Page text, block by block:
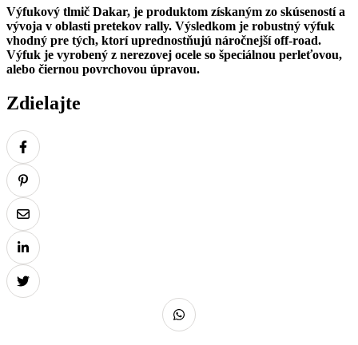
Výfukový tlmič Dakar, je produktom získaným zo skúseností a
vývoja v oblasti pretekov rally. Výsledkom je robustný výfuk
vhodný pre tých, ktorí uprednostňujú náročnejší off-road.
Výfuk je vyrobený z nerezovej ocele so špeciálnou perleťovou,
alebo čiernou povrchovou úpravou.
Zdielajte